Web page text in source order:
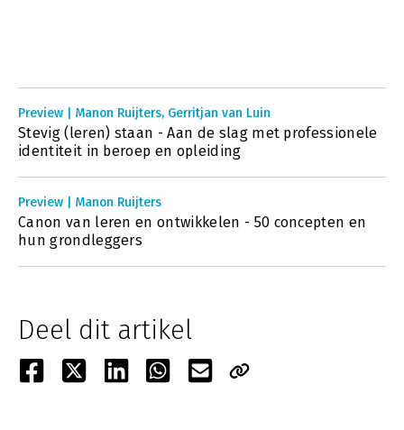
Preview | Manon Ruijters, Gerritjan van Luin
Stevig (leren) staan - Aan de slag met professionele
identiteit in beroep en opleiding
Preview | Manon Ruijters
Canon van leren en ontwikkelen - 50 concepten en
hun grondleggers
Deel dit artikel